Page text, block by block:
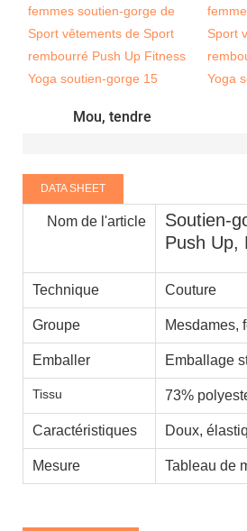
Mou, tendre
DATA SHEET
Nom de l'article
Soutien-
Push Up,
Technique Couture
Groupe Mesdames,
Emballer Emballage
Tissu 73%
Caractéristiques Doux,
Mesure Tableau de